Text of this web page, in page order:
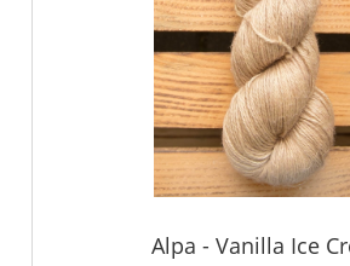
Alpa - Vanilla Ice